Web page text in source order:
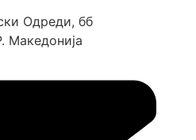
Одреди, бб
Македонија